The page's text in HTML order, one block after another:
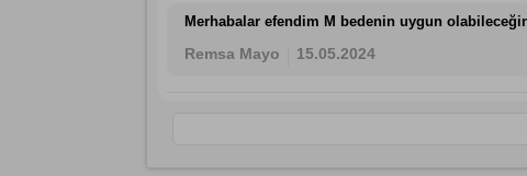
Merhabalar efendim M bedenin uygun
Remsa Mayo 15.05.2024